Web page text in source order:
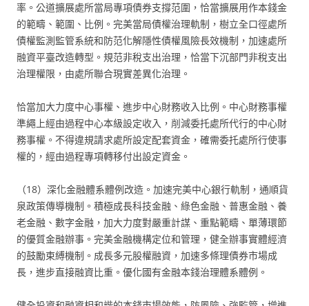
率。公道擴展處所當局專項債券支撐范圍，恰當擴展用作本錢金
的範疇、範圍、比例。完美當局債權治理軌制，樹立全口徑處所
債權監測監管系統和防范化解隱性債權風險長效機制，加速處所
融資平臺改造轉型。規范非稅支出治理，恰當下沉部門非稅支出
治理權限，由處所聯合現實差異化治理。
恰當加大力度中心事權、進步中心財務收入比例。中心財務事權
準繩上經由過程中心本級設定收入，削減委托處所代行的中心財
務事權。不得違規請求處所設定配套資金，確需委托處所行使事
權的，經由過程專項轉移付出設定資金。
（18）深化金融體系體例改造。加速完美中心銀行軌制，通順貨
泉政策傳導機制。積極成長科技金融、綠色金融、普惠金融、養
老金融、數字金融，加大力度對嚴重計謀、重點範疇、單薄環節
的優質金融辦事。完美金融機構定位和管理，健全辦事實體經濟
的鼓勵束縛機制。成長多元股權融資，加速多條理債券市場成
長，進步直接融資比重。優化國有金融本錢治理體系體例。